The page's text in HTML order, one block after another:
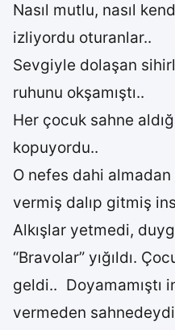
Nasıl mutlu, nasıl
izliyordu oturanlar..
Sevgiyle dolaşan
ruhunu okşamıştı..
Her çocuk sahne
kopuyordu..
O nefes dahi
vermiş dalıp gitmiş
Alkışlar yetmedi,
“Bravolar” yığıldı.
geldi.. Doyamamıştı
vermeden